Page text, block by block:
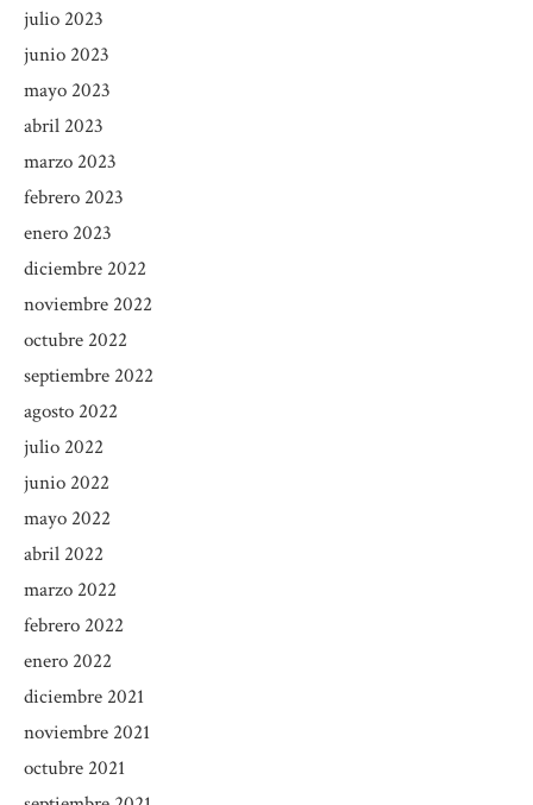
julio 2023
junio 2023
mayo 2023
abril 2023
marzo 2023
febrero 2023
enero 2023
diciembre 2022
noviembre 2022
octubre 2022
septiembre 2022
agosto 2022
julio 2022
junio 2022
mayo 2022
abril 2022
marzo 2022
febrero 2022
enero 2022
diciembre 2021
noviembre 2021
octubre 2021